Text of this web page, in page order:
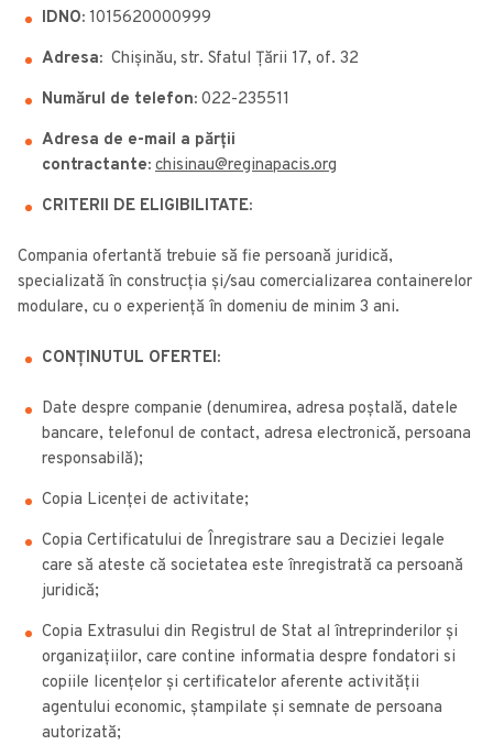
IDNO: 1015620000999
Adresa: Chișinău, str. Sfatul Țării 17, of. 32
Numărul de telefon: 022-235511
Adresa de e-mail a părții
contractante: chisinau@reginapacis.org
CRITERII DE ELIGIBILITATE:
Compania ofertantă trebuie să fie persoană juridică,
specializată în construcția și/sau comercializarea containerelor
modulare, cu o experiență în domeniu de minim 3 ani.
CONȚINUTUL OFERTEI:
Date despre companie (denumirea, adresa poștală, datele
bancare, telefonul de contact, adresa electronică, persoana
responsabilă);
Copia Licenței de activitate;
Copia Certificatului de Înregistrare sau a Deciziei legale
care să ateste că societatea este înregistrată ca persoană
juridică;
Copia Extrasului din Registrul de Stat al întreprinderilor şi
organizaţiilor, care contine informatia despre fondatori si
copiile licenţelor şi certificatelor aferente activităţii
agentului economic, ştampilate şi semnate de persoana
autorizată;